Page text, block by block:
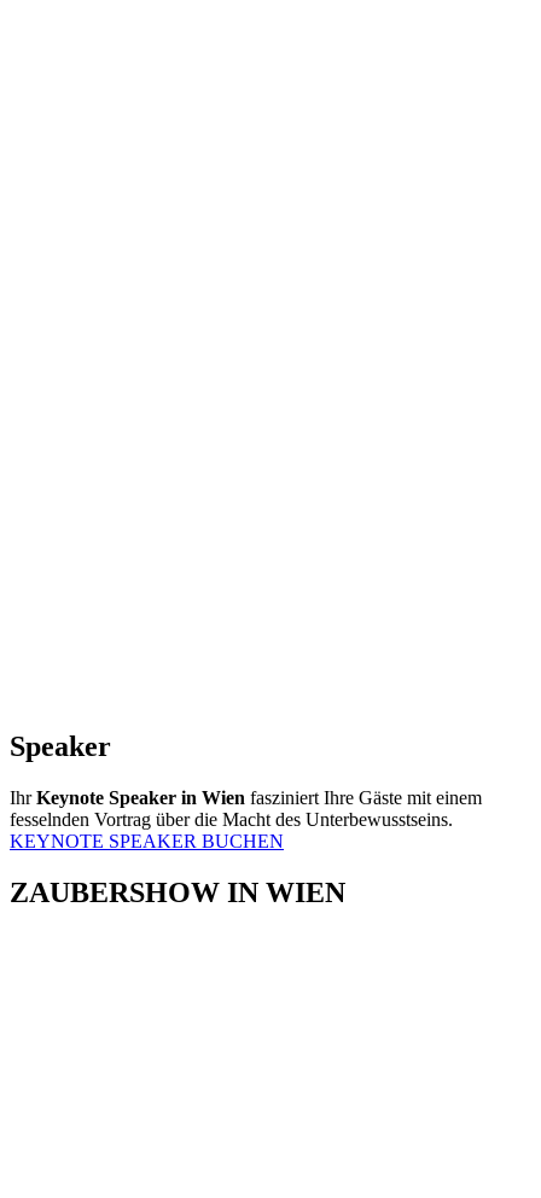
Speaker
IhrKeynote Speaker in Wien fasziniert Ihre Gäste mit einem
fesselnden Vortrag über die Macht des Unterbewusstseins.
KEYNOTE SPEAKER BUCHEN
ZAUBERSHOW IN WIEN